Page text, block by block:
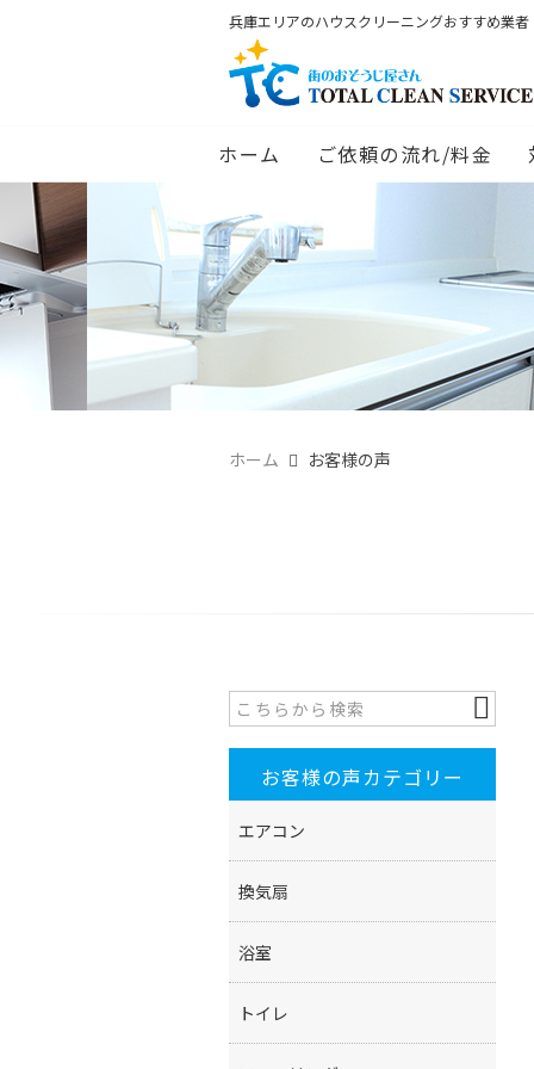
兵庫エリアのハウスクリーニングおすすめ業者
ホーム ご依頼の流れ/料金
ホーム お客様の声
お客様の声カテゴリー
エアコン
換気扇
浴室
トイレ